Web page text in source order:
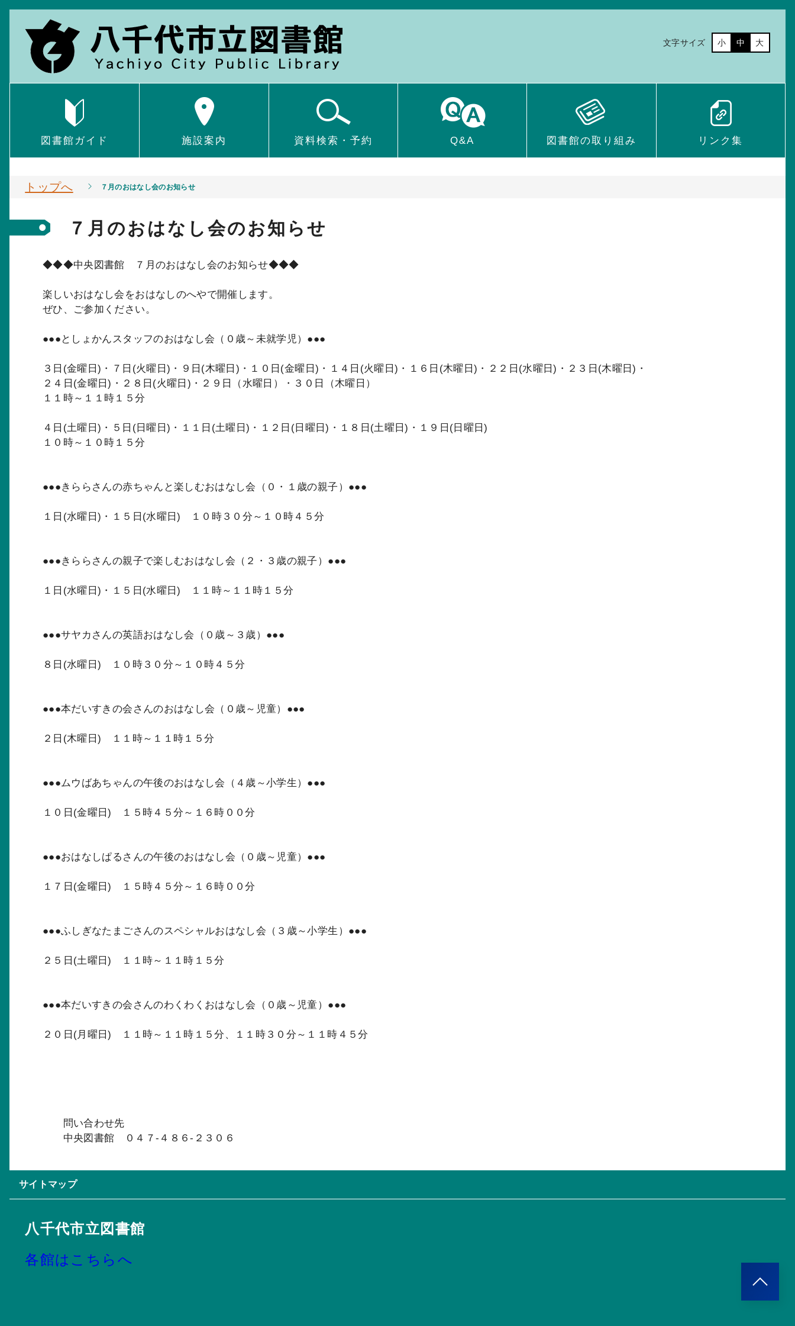
文字サイズ 小 中 大
図書館ガイド 施設案内 資料検索・予約 Q&A 図書館の取り組み リンク集
トップへ ７月のおはなし会のお知らせ
７月のおはなし会のお知らせ
◆◆◆中央図書館 ７月のおはなし会のお知らせ◆◆◆
楽しいおはなし会をおはなしのへやで開催します。
ぜひ、ご参加ください。
●●●としょかんスタッフのおはなし会（０歳～未就学児）●●●
３日(金曜日)・７日(火曜日)・９日(木曜日)・１０日(金曜日)・１４日(火曜日)・１６日(木曜日)・２２日(水曜日)・２３日(木曜日)・
２４日(金曜日)・２８日(火曜日)・２９日（水曜日）・３０日（木曜日）
１１時～１１時１５分
４日(土曜日)・５日(日曜日)・１１日(土曜日)・１２日(日曜日)・１８日(土曜日)・１９日(日曜日)
１０時～１０時１５分
●●●きららさんの赤ちゃんと楽しむおはなし会（０・１歳の親子）●●●
１日(水曜日)・１５日(水曜日) １０時３０分～１０時４５分
●●●きららさんの親子で楽しむおはなし会（２・３歳の親子）●●●
１日(水曜日)・１５日(水曜日) １１時～１１時１５分
●●●サヤカさんの英語おはなし会（０歳～３歳）●●●
８日(水曜日) １０時３０分～１０時４５分
●●●本だいすきの会さんのおはなし会（０歳～児童）●●●
２日(木曜日) １１時～１１時１５分
●●●ムウばあちゃんの午後のおはなし会（４歳～小学生）●●●
１０日(金曜日) １５時４５分～１６時００分
●●●おはなしぱるさんの午後のおはなし会（０歳～児童）●●●
１７日(金曜日) １５時４５分～１６時００分
●●●ふしぎなたまごさんのスペシャルおはなし会（３歳～小学生）●●●
２５日(土曜日) １１時～１１時１５分
●●●本だいすきの会さんのわくわくおはなし会（０歳～児童）●●●
２０日(月曜日) １１時～１１時１５分、１１時３０分～１１時４５分
問い合わせ先
中央図書館 ０４７-４８６-２３０６
サイトマップ
八千代市立図書館
各館はこちらへ